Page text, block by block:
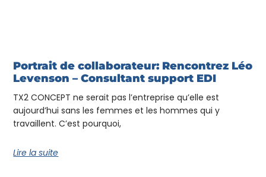
Portrait de collaborateur: Rencontrez Léo
Levenson – Consultant support EDI
TX2 CONCEPT ne serait pas l’entreprise qu’elle est
aujourd’hui sans les femmes et les hommes qui y
travaillent. C’est pourquoi,
Lire la suite